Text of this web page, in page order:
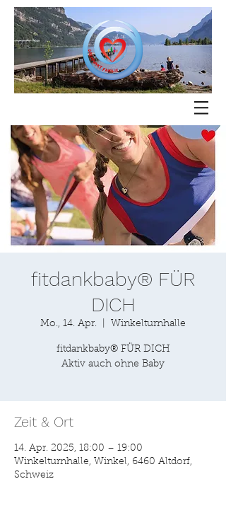
fitdankbaby® FÜR
DICH
Mo., 14. Apr. Winkelturnhalle
fitdankbaby® FÜR DICH
Aktiv auch ohne Baby
Zeit & Ort
14. Apr. 2025, 18:00 – 19:00
Winkelturnhalle, Winkel, 6460 Altdorf,
Schweiz